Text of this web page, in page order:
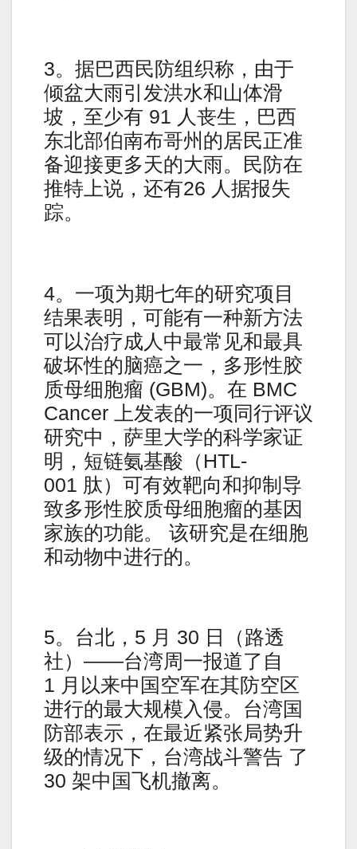
3。据巴西民防组织称，由于
倾盆大雨引发洪水和山体滑
坡，至少有 91 人丧生，巴西
东北部伯南布哥州的居民正准
备迎接更多天的大雨。民防在
推特上说，还有26 人据报失
踪。
4。一项为期七年的研究项目
结果表明，可能有一种新方法
可以治疗成人中最常见和最具
破坏性的脑癌之一，多形性胶
质母细胞瘤 (GBM)。在 BMC
Cancer 上发表的一项同行评议
研究中，萨里大学的科学家证
明，短链氨基酸（HTL-
001 肽）可有效靶向和抑制导
致多形性胶质母细胞瘤的基因
家族的功能。 该研究是在细胞
和动物中进行的。
5。台北，5 月 30 日（路透
社）——台湾周一报道了自
1 月以来中国空军在其防空区
进行的最大规模入侵。台湾国
防部表示，在最近紧张局势升
级的情况下，台湾战斗警告 了
30 架中国飞机撤离。